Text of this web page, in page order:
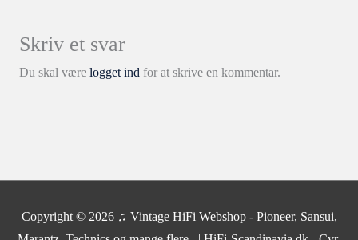
Skriv et svar
Du skal være logget indfor at skrive en kommentar.
Copyright © 2026 ♫ Vintage HiFi Webshop - Pioneer, Sansui,